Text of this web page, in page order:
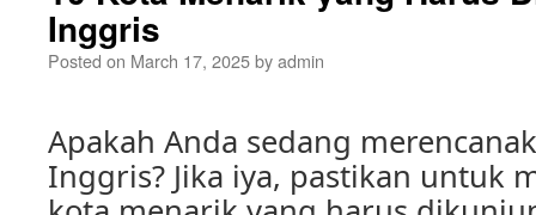
Inggris
Posted on March 17, 2025byadmin
Apakah Anda sedang
Inggris? Jika iya, pastikan untuk